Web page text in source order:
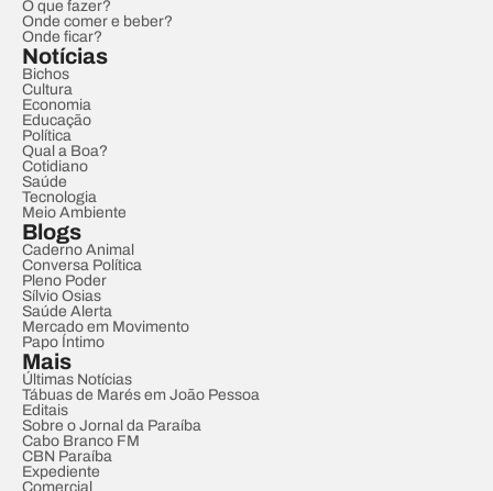
O que fazer?
Onde comer e beber?
Onde ficar?
Notícias
Bichos
Cultura
Economia
Educação
Política
Qual a Boa?
Cotidiano
Saúde
Tecnologia
Meio Ambiente
Blogs
Caderno Animal
Conversa Política
Pleno Poder
Sílvio Osias
Saúde Alerta
Mercado em Movimento
Papo Íntimo
Mais
Últimas Notícias
Tábuas de Marés em João Pessoa
Editais
Sobre o Jornal da Paraíba
Cabo Branco FM
CBN Paraíba
Expediente
Comercial